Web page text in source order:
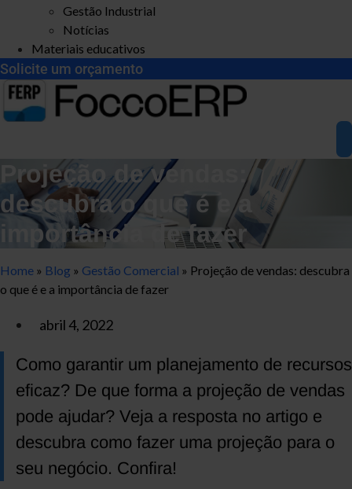
Gestão Industrial
Notícias
Materiais educativos
Solicite um orçamento
Projeção de vendas:
descubra o que é e a
importância de fazer
Home » Blog » Gestão Comercial » Projeção de vendas: descubra
o que é e a importância de fazer
abril 4, 2022
Como garantir um planejamento de recursos
eficaz? De que forma a projeção de vendas
pode ajudar? Veja a resposta no artigo e
descubra como fazer uma projeção para o
seu negócio. Confira!